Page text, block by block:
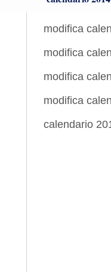
modifica
modifica
modifica
modifica
calendario